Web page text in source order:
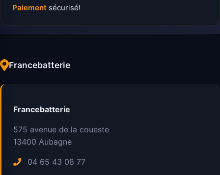
Paiement sécurisé!
Francebatterie
Francebatterie
575 avenue de la coueste
13400 Aubagne
04 65 43 08 77